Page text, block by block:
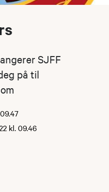
SJFF
på til
kl. 09.46